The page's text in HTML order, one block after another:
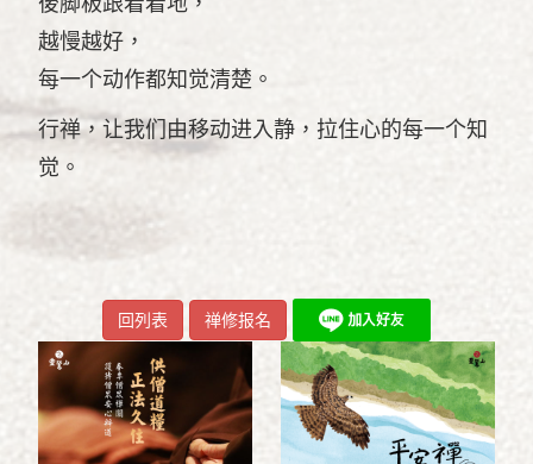
越慢越好，
每一个动作都知觉清楚。
行禅，让我们由移动进入静，拉住心的每一个知
觉。
回列表 禅修报名